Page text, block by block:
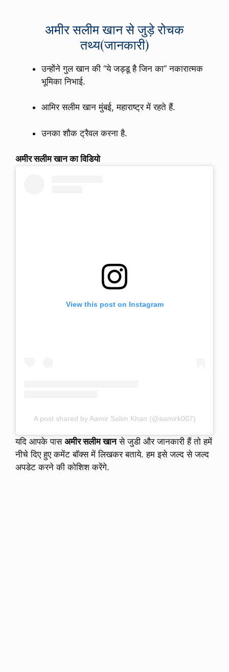
अमीर सलीम खान से जुड़े रोचक
तथ्य(जानकारी)
उन्होंने गुल खान की “ये जड्डू है जिन का” नकारात्मक
भूमिका निभाई.
आमिर सलीम खान मुंबई, महाराष्ट्र में रहते हैं.
उनका शौक ट्रैवल करना है.
अमीर सलीम खान का विडियो
View this post on Instagram
A post shared by Aamir Salim Khan (@aamirk007)
यदि आपके पास अमीर सलीम खानसे जुडी और जानकारी हैं तो हमें
नीचे दिए हुए कमेंट बॉक्स में लिखकर बताये. हम इसे जल्द से जल्द
अपडेट करने की कोशिश करेंगे.